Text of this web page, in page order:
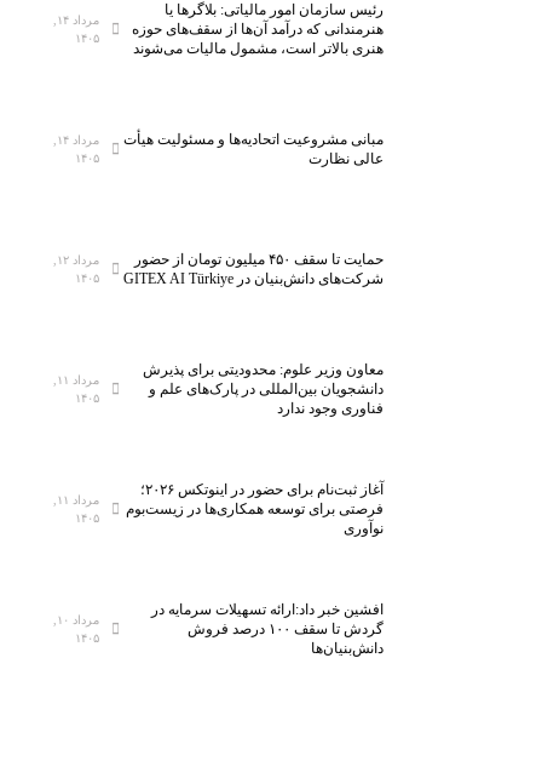
رئیس سازمان امور مالیاتی: بلاگر‌ها یا
هنرمندانی که درآمد آن‌ها از سقف‌های حوزه
هنری بالاتر است، مشمول مالیات می‌شوند
مرداد ۱۴,
۱۴۰۵
مبانی مشروعیت اتحادیه‌ها و مسئولیت هیأت
عالی نظارت
مرداد ۱۴,
۱۴۰۵
حمایت تا سقف ۴۵۰ میلیون تومان از حضور
شرکت‌های دانش‌بنیان در GITEX AI Türkiye
مرداد ۱۲,
۱۴۰۵
معاون وزیر علوم: محدودیتی برای پذیرش
دانشجویان بین‌المللی در پارک‌های علم و
فناوری وجود ندارد
مرداد ۱۱,
۱۴۰۵
آغاز ثبت‌نام برای حضور در اینوتکس ۲۰۲۶؛
فرصتی برای توسعه همکاری‌ها در زیست‌بوم
نوآوری
مرداد ۱۱,
۱۴۰۵
افشین خبر داد:ارائه تسهیلات سرمایه در
گردش تا سقف ۱۰۰ درصد فروش
دانش‌بنیان‌ها
مرداد ۱۰,
۱۴۰۵